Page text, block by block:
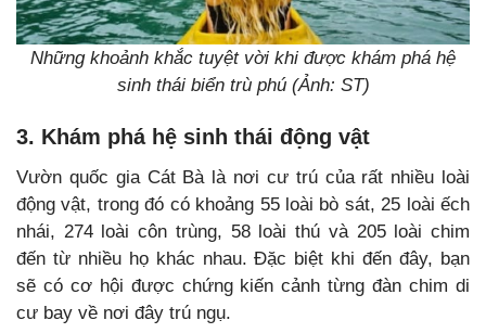
Những khoảnh khắc tuyệt vời khi được khám phá hệ
sinh thái biển trù phú (Ảnh: ST)
3. Khám phá hệ sinh thái động vật
Vườn quốc gia Cát Bà là nơi cư trú của rất nhiều loài
động vật, trong đó có khoảng 55 loài bò sát, 25 loài ếch
nhái, 274 loài côn trùng, 58 loài thú và 205 loài chim
đến từ nhiều họ khác nhau. Đặc biệt khi đến đây, bạn
sẽ có cơ hội được chứng kiến cảnh từng đàn chim di
cư bay về nơi đây trú ngụ.